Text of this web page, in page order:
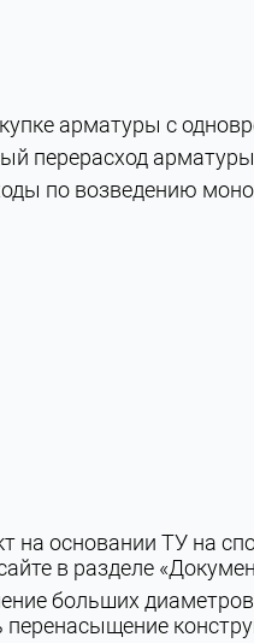
арматуры с
перерасход
по возведению
на основании ТУ на
в разделе
больших